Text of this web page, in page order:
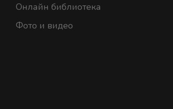
Онлайн библиотека
Фото и видео